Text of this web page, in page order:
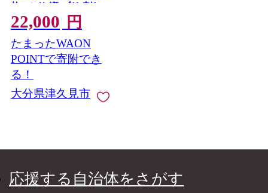
枚 | ぶり 鰤 ブリ 刺し
身 刺身 大分県産 九州
産 津久見市 国産
【tsu001101】
22,000 円
たまったWAON
POINTで寄附でき
る！
大分県津久見市
応援する自治体をさがす